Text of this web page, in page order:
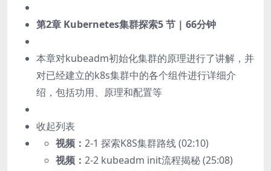
第2章 Kubernetes集群探索5 节 | 66分钟
本章对kubeadm初始化集群的原理进行了讲解，并
对已经建立的k8s集群中的各个组件进行详细介
绍，包括功用、原理和配置等
收起列表
视频： 2-1 探索K8S集群路线 (02:10)
视频： 2-2 kubeadm init流程揭秘 (25:08)